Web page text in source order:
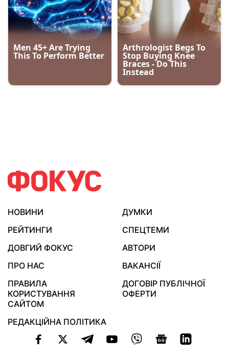
НОВИНИ
ДУМКИ
РЕЙТИНГИ
СПЕЦТЕМИ
ДОВГИЙ ФОКУС
АВТОРИ
ПРО НАС
ВАКАНСІЇ
ПРАВИЛА
КОРИСТУВАННЯ
САЙТОМ
ДОГОВІР ПУБЛІЧНОЇ
ОФЕРТИ
РЕДАКЦІЙНА ПОЛІТИКА